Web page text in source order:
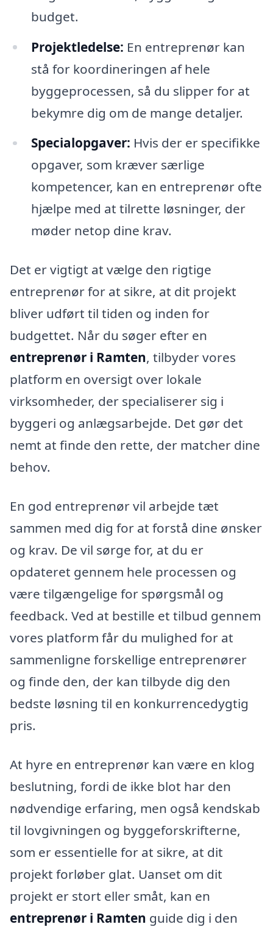
budget.
Projektledelse: En entreprenør kan
stå for koordineringen af hele
byggeprocessen, så du slipper for at
bekymre dig om de mange detaljer.
Specialopgaver: Hvis der er specifikke
opgaver, som kræver særlige
kompetencer, kan en entreprenør ofte
hjælpe med at tilrette løsninger, der
møder netop dine krav.
Det er vigtigt at vælge den rigtige
entreprenør for at sikre, at dit projekt
bliver udført til tiden og inden for
budgettet. Når du søger efter en
entreprenør i Ramten, tilbyder vores
platform en oversigt over lokale
virksomheder, der specialiserer sig i
byggeri og anlægsarbejde. Det gør det
nemt at finde den rette, der matcher dine
behov.
En god entreprenør vil arbejde tæt
sammen med dig for at forstå dine ønsker
og krav. De vil sørge for, at du er
opdateret gennem hele processen og
være tilgængelige for spørgsmål og
feedback. Ved at bestille et tilbud gennem
vores platform får du mulighed for at
sammenligne forskellige entreprenører
og finde den, der kan tilbyde dig den
bedste løsning til en konkurrencedygtig
pris.
At hyre en entreprenør kan være en klog
beslutning, fordi de ikke blot har den
nødvendige erfaring, men også kendskab
til lovgivningen og byggeforskrifterne,
som er essentielle for at sikre, at dit
projekt forløber glat. Uanset om dit
projekt er stort eller småt, kan en
entreprenør i Ramten guide dig i den